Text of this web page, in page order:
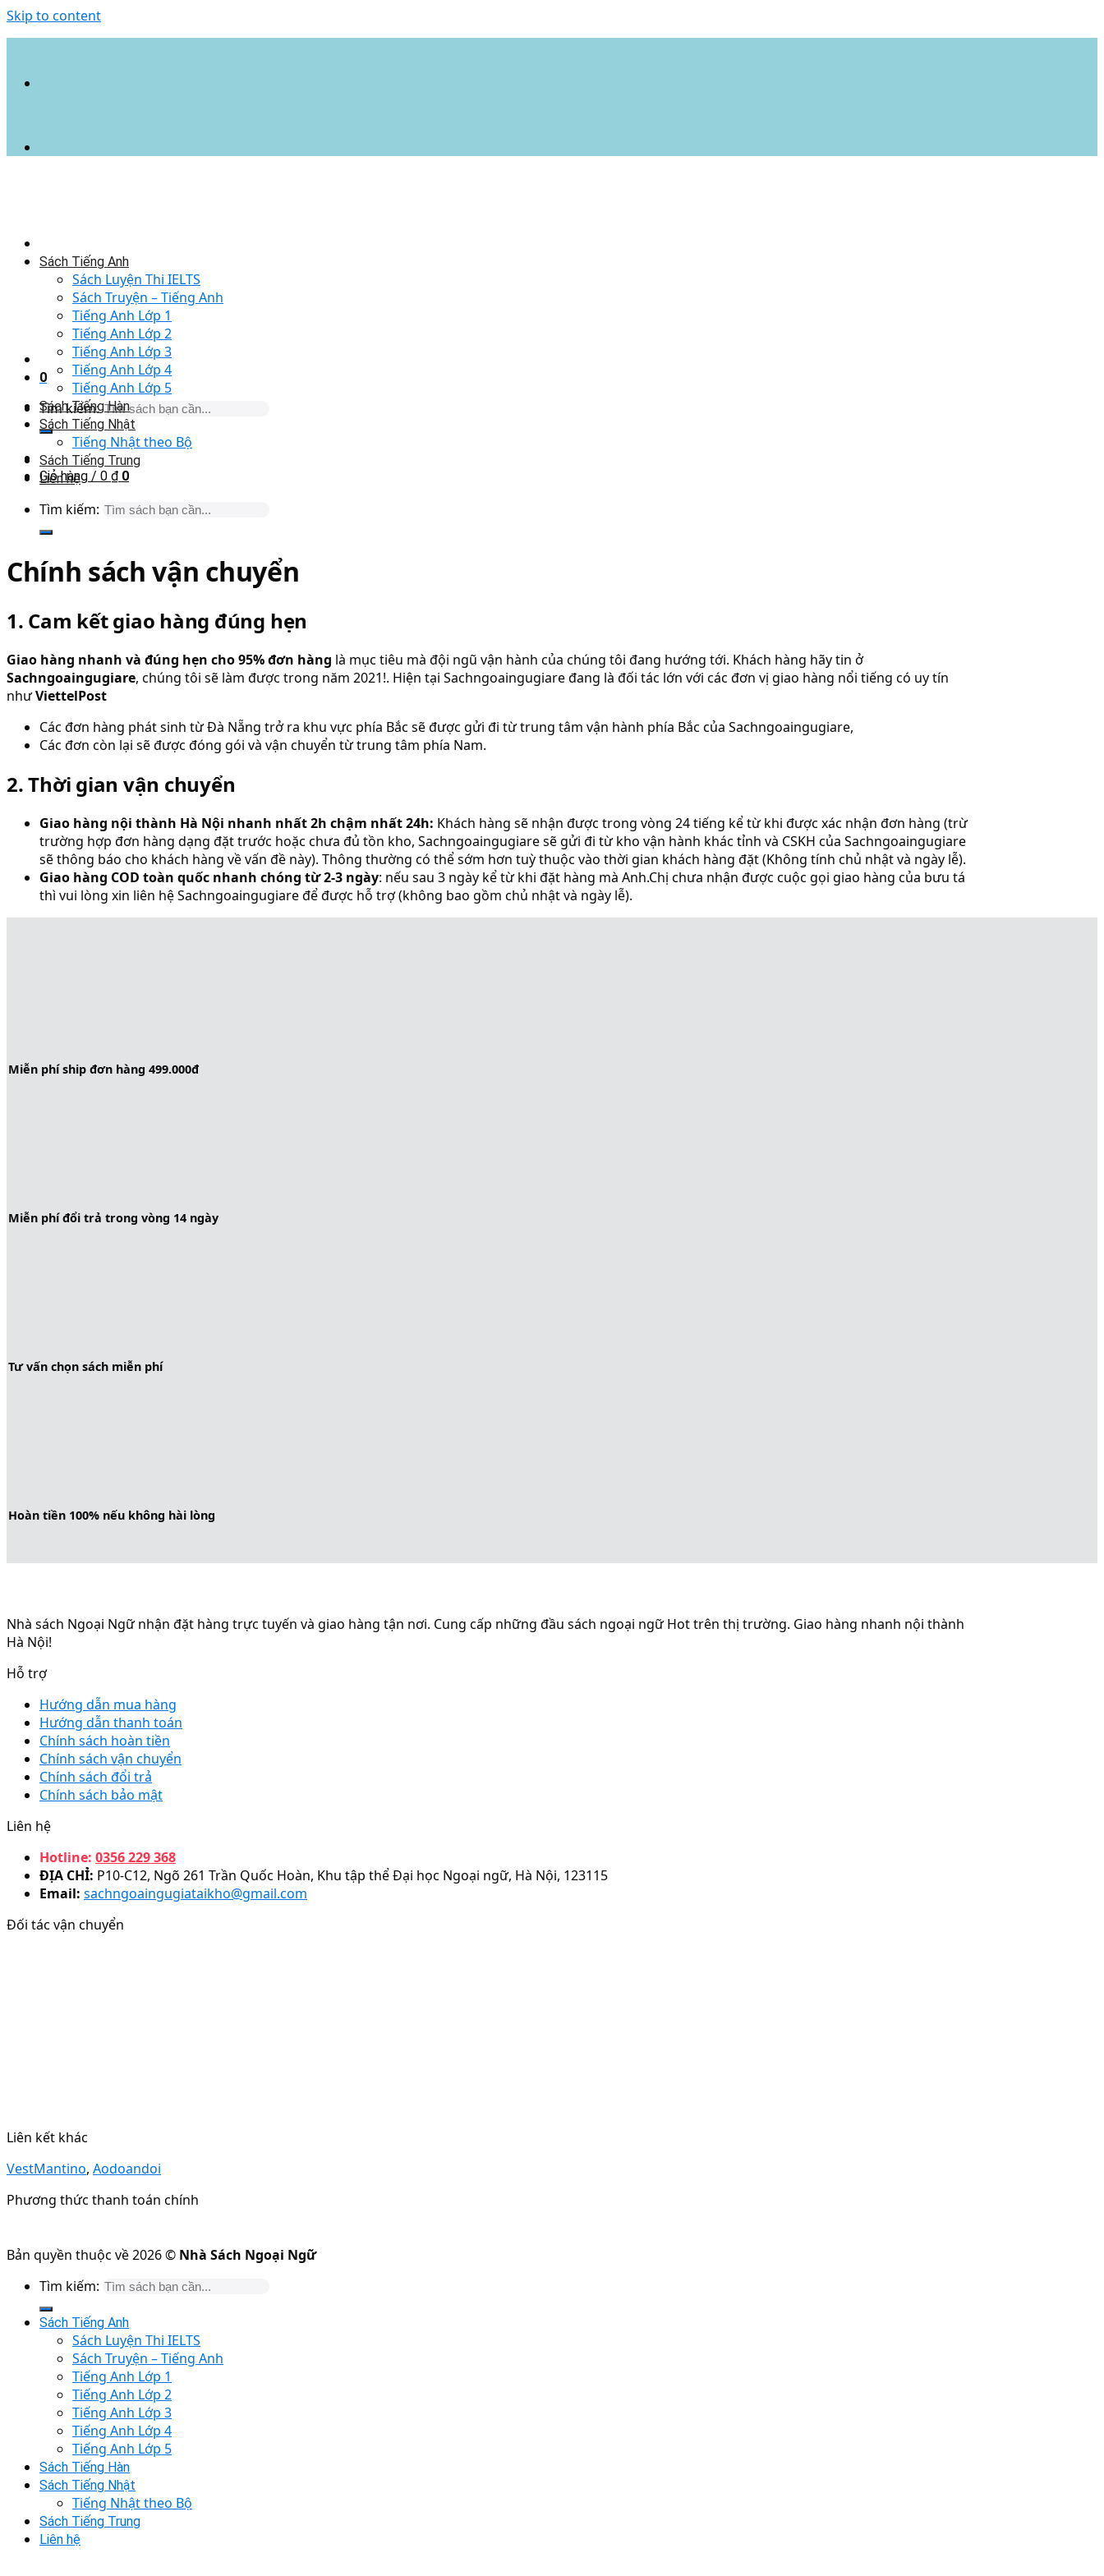
Skip to content
0
Tìm kiếm:
Giỏ hàng / 0 ₫ 0
Sách Tiếng Anh
Sách Luyện Thi IELTS
Sách Truyện – Tiếng Anh
Tiếng Anh Lớp 1
Tiếng Anh Lớp 2
Tiếng Anh Lớp 3
Tiếng Anh Lớp 4
Tiếng Anh Lớp 5
Sách Tiếng Hàn
Sách Tiếng Nhật
Tiếng Nhật theo Bộ
Sách Tiếng Trung
Liên hệ
Tìm kiếm:
Chính sách vận chuyển
1. Cam kết giao hàng đúng hẹn
Giao hàng nhanh và đúng hẹn cho 95% đơn hàng là mục tiêu mà đội ngũ vận hành của chúng tôi đang hướng tới. Khách hàng hãy tin ở
Sachngoaingugiare, chúng tôi sẽ làm được trong năm 2021!. Hiện tại Sachngoaingugiare đang là đối tác lớn với các đơn vị giao hàng nổi tiếng có uy tín
nhưViettelPost
Các đơn hàng phát sinh từ Đà Nẵng trở ra khu vực phía Bắc sẽ được gửi đi từ trung tâm vận hành phía Bắc của Sachngoaingugiare,
Các đơn còn lại sẽ được đóng gói và vận chuyển từ trung tâm phía Nam.
2. Thời gian vận chuyển
Giao hàng nội thành Hà Nội nhanh nhất 2h chậm nhất 24h: Khách hàng sẽ nhận được trong vòng 24 tiếng kể từ khi được xác nhận đơn hàng (trừ
trường hợp đơn hàng dạng đặt trước hoặc chưa đủ tồn kho, Sachngoaingugiare sẽ gửi đi từ kho vận hành khác tỉnh và CSKH của Sachngoaingugiare
sẽ thông báo cho khách hàng về vấn đề này). Thông thường có thể sớm hơn tuỳ thuộc vào thời gian khách hàng đặt (Không tính chủ nhật và ngày lễ).
Giao hàng COD toàn quốc nhanh chóng từ 2-3 ngày: nếu sau 3 ngày kể từ khi đặt hàng mà Anh.Chị chưa nhận được cuộc gọi giao hàng của bưu tá
thì vui lòng xin liên hệ Sachngoaingugiare để được hỗ trợ (không bao gồm chủ nhật và ngày lễ).
Miễn phí ship đơn hàng 499.000đ
Miễn phí đổi trả trong vòng 14 ngày
Tư vấn chọn sách miễn phí
Hoàn tiền 100% nếu không hài lòng
Nhà sách Ngoại Ngữ nhận đặt hàng trực tuyến và giao hàng tận nơi. Cung cấp những đầu sách ngoại ngữ Hot trên thị trường. Giao hàng nhanh nội thành
Hà Nội!
Hỗ trợ
Hướng dẫn mua hàng
Hướng dẫn thanh toán
Chính sách hoàn tiền
Chính sách vận chuyển
Chính sách đổi trả
Chính sách bảo mật
Liên hệ
Hotline: 0356 229 368
ĐỊA CHỈ: P10-C12, Ngõ 261 Trần Quốc Hoàn, Khu tập thể Đại học Ngoại ngữ, Hà Nội, 123115
Email: sachngoaingugiataikho@gmail.com
Đối tác vận chuyển
Liên kết khác
VestMantino, Aodoandoi
Phương thức thanh toán chính
Bản quyền thuộc về 2026 © Nhà Sách Ngoại Ngữ
Tìm kiếm:
Sách Tiếng Anh
Sách Luyện Thi IELTS
Sách Truyện – Tiếng Anh
Tiếng Anh Lớp 1
Tiếng Anh Lớp 2
Tiếng Anh Lớp 3
Tiếng Anh Lớp 4
Tiếng Anh Lớp 5
Sách Tiếng Hàn
Sách Tiếng Nhật
Tiếng Nhật theo Bộ
Sách Tiếng Trung
Liên hệ